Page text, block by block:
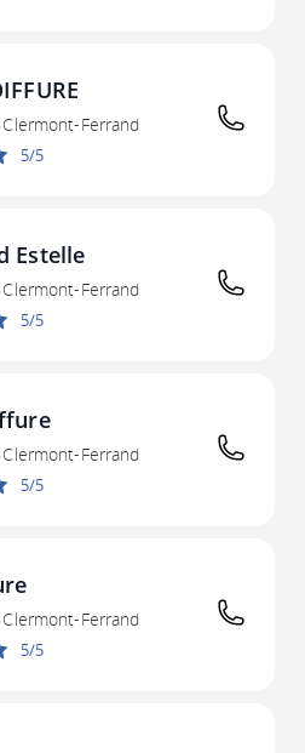
Ferrand
5/5
Estelle
Ferrand
5/5
Ferrand
5/5
Ferrand
5/5